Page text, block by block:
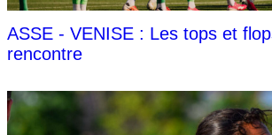
ASSE - VENISE : Les tops et
rencontre